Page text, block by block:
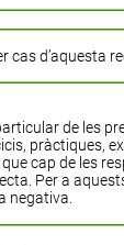
cas d’aquesta
de les
pràctiques,
que cap de les
Per a
negativa.